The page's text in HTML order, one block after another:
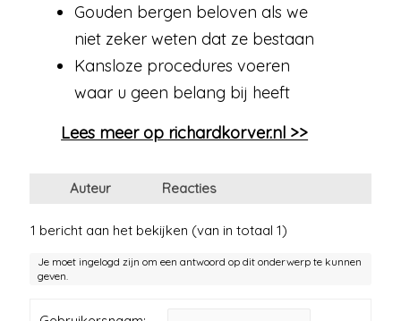
Gouden bergen beloven als we
niet zeker weten dat ze bestaan
Kansloze procedures voeren
waar u geen belang bij heeft
Lees meer op richardkorver.nl >>
Auteur Reacties
1 bericht aan het bekijken (van in totaal 1)
Je moet ingelogd zijn om een antwoord op dit onderwerp te kunnen
geven.